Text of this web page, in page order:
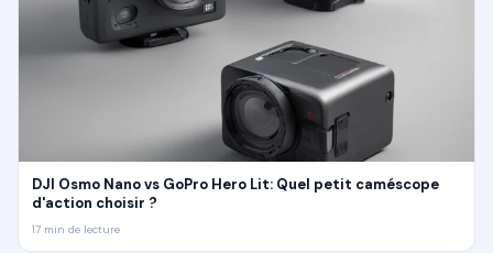
DJI Osmo Nano vs GoPro Hero Lit: Quel petit caméscope
d'action choisir ?
17 min de lecture